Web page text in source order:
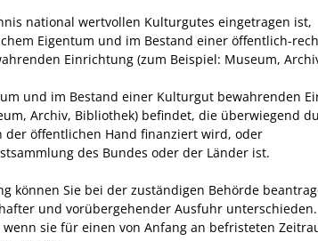
national wertvollen Kulturgutes eingetragen ist,
Eigentum und im Bestand einer öffentlich-
Einrichtung (zum Beispiel: Museum,
und im Bestand einer Kulturgut bewahrenden
Archiv, Bibliothek) befindet, die überwiegend
der öffentlichen Hand finanziert wird, oder
des Bundes oder der Länder ist.
können Sie bei der zuständigen Behörde
und vorübergehender Ausfuhr
sie für einen von Anfang an befristeten